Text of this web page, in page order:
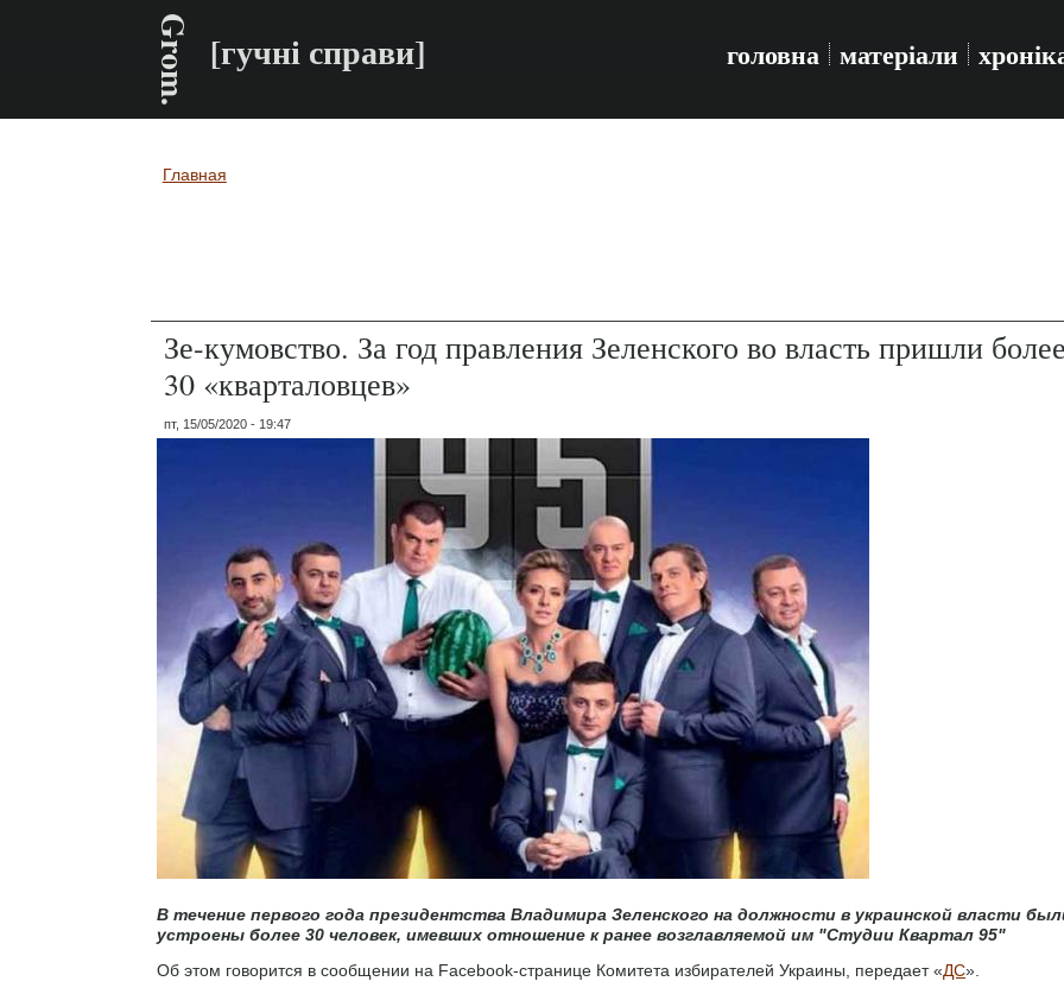
Grom. [гучні справи] головна матеріали
Вы здесь
Главная
Зе-кумовство. За год правления Зеленского во власть пришли
30 «кварталовцев»
пт, 15/05/2020 - 19:47
В течение первого года президентства Владимира Зеленского на должности в украинской власти
устроены более 30 человек, имевших отношение к ранее возглавляемой им "Студии Квартал 95"
Об этом говорится в сообщении на Facebook-странице Комитета избирателей Украины, передает «ДС».